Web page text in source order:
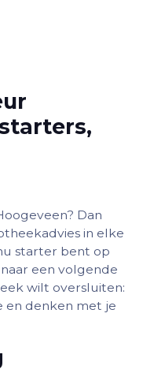
Dan
in elke
starter bent op
een volgende
wilt oversluiten:
en denken met je